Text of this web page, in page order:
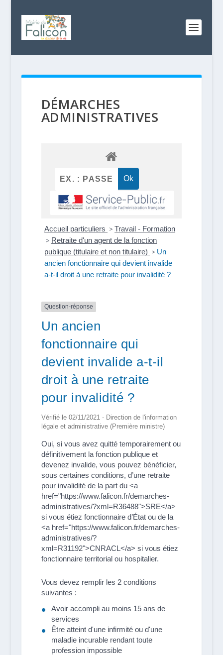
DÉMARCHES
ADMINISTRATIVES
Accueil particuliers > Travail - Formation
> Retraite d'un agent de la fonction
publique (titulaire et non titulaire) > Un
ancien fonctionnaire qui devient invalide
a-t-il droit à une retraite pour invalidité ?
Question-réponse
Un ancien
fonctionnaire qui
devient invalide a-t-il
droit à une retraite
pour invalidité ?
Vérifié le 02/11/2021 - Direction de l'information
légale et administrative (Première ministre)
Oui, si vous avez quitté temporairement ou
définitivement la fonction publique et
devenez invalide, vous pouvez bénéficier,
sous certaines conditions, d’une retraite
pour invalidité de la part du <a
href="https://www.falicon.fr/demarches-
administratives/?xml=R36488">SRE</a>
si vous étiez fonctionnaire d’État ou de la
<a href="https://www.falicon.fr/demarches-
administratives/?
xml=R31192">CNRACL</a> si vous étiez
fonctionnaire territorial ou hospitalier.
Vous devez remplir les 2 conditions
suivantes :
Avoir accompli au moins 15 ans de
services
Être atteint d'une infirmité ou d'une
maladie incurable rendant toute
profession impossible